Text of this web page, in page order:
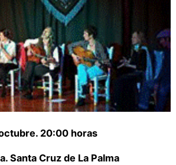
20:00 horas
Santa Cruz de La Palma